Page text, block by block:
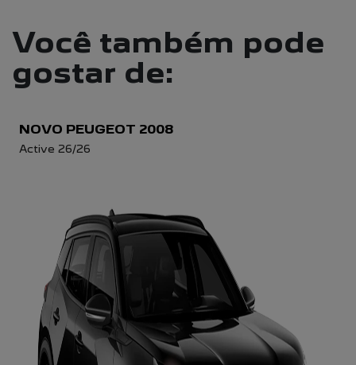
Você também pode
gostar de:
NOVO PEUGEOT 2008
Active 26/26